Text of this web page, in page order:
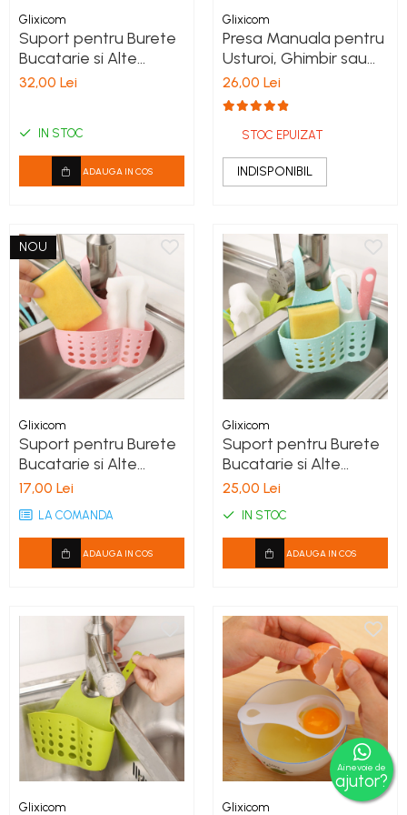
Glixicom
Suport pentru Burete
Bucatarie si Alte
Accesorii cu Prindere
32,00 Lei
IN STOC
ADAUGA IN COS
Glixicom
Presa Manuala pentru
Usturoi, Ghimbir sau
Alune, Inox
26,00 Lei
STOC EPUIZAT
INDISPONIBIL
NOU
Glixicom
Suport pentru Burete
Bucatarie si Alte
Accesorii cu Prindere
Glixicom®
17,00 Lei
LA COMANDA
ADAUGA IN COS
Glixicom
Suport pentru Burete
Bucatarie si Alte
Accesorii cu Prindere
G Glixicom®
25,00 Lei
IN STOC
ADAUGA IN COS
Glixicom Glixicom
Ai nevoie de
ajutor?